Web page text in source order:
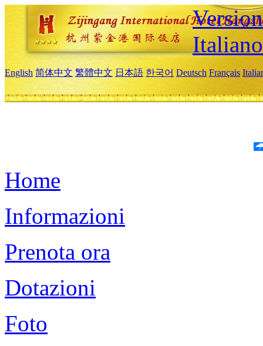
Italiano
English 简体中文 繁體中文 日本語 한국어 Deutsch Français
Home
Informazioni
Prenota ora
Dotazioni
Foto